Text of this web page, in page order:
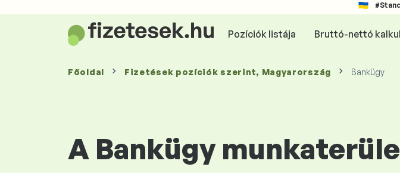
Pozíciók listája Bruttó-nettó
Főoldal Fizetések pozíciók szerint, Magyarország Bankügy
A Bankügy